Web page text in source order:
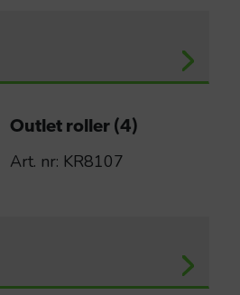
Outlet roller (4)
Art. nr: KR8107